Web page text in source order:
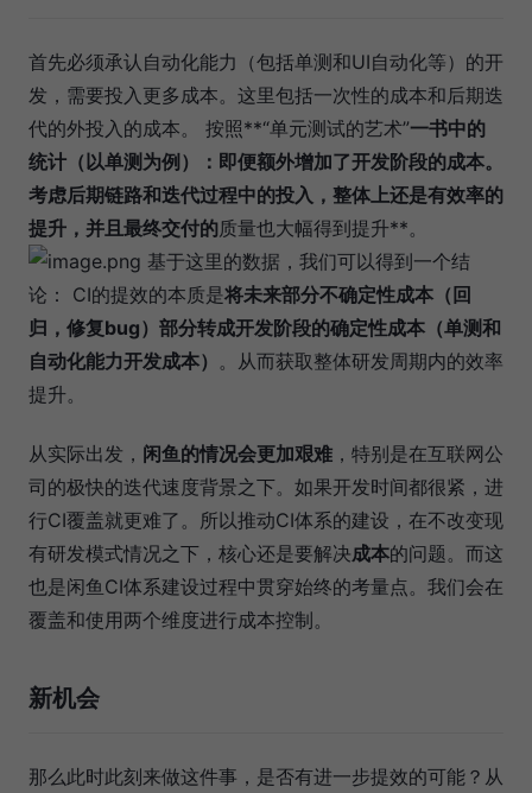
首先必须承认自动化能力（包括单测和UI自动化等）的开
发，需要投入更多成本。这里包括一次性的成本和后期迭
代的外投入的成本。 按照**“单元测试的艺术”一书中的
统计（ 以单测为例 ）：即便额外增加了开发阶段的成本。
考虑后期链路和迭代过程中的投入，整体上还是有效率的
提升 ，并且最终交付的质量也大幅得到提升**。
基于这里的数据，我们可以得到一个结
论： CI的提效的本质是将未来部分不确定性成本（回
归，修复bug）部分转成开发阶段的确定性成本（单测和
自动化能力开发成本） 。从而获取整体研发周期内的效率
提升。
从实际出发， 闲鱼的情况会更加艰难 ，特别是在互联网公
司的极快的迭代速度背景之下。如果开发时间都很紧，进
行CI覆盖就更难了。所以推动CI体系的建设，在不改变现
有研发模式情况之下，核心还是要解决成本的问题。而这
也是闲鱼CI体系建设过程中贯穿始终的考量点。我们会在
覆盖和使用两个维度进行成本控制。
新机会
那么此时此刻来做这件事，是否有进一步提效的可能？从